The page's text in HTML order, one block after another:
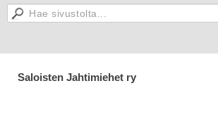
Saloisten Jahtimiehet ry